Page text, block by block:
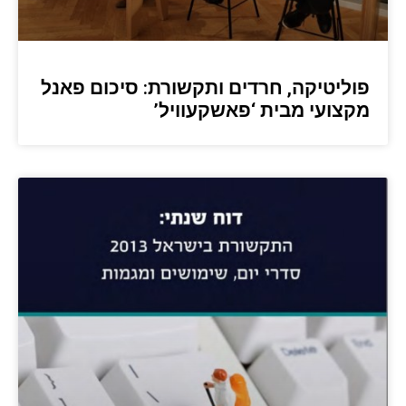
פוליטיקה, חרדים ותקשורת: סיכום פאנל
מקצועי מבית ‘פאשקעוויל’